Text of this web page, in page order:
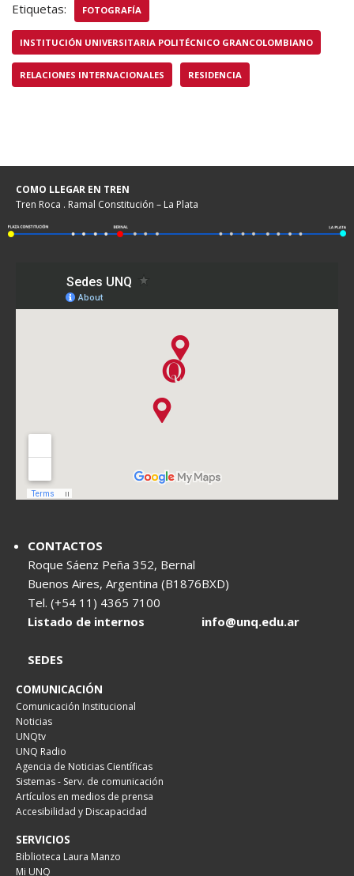
Etiquetas: FOTOGRAFÍA
INSTITUCIÓN UNIVERSITARIA POLITÉCNICO GRANCOLOMBIANO
RELACIONES INTERNACIONALES RESIDENCIA
COMO LLEGAR EN TREN
Tren Roca . Ramal Constitución – La Plata
CONTACTOS
Roque Sáenz Peña 352, Bernal
Buenos Aires, Argentina (B1876BXD)
Tel. (+54 11) 4365 7100
Listado de internos
info@unq.edu.ar
SEDES
COMUNICACIÓN
Comunicación Institucional
Noticias
UNQtv
UNQ Radio
Agencia de Noticias Científicas
Sistemas - Serv. de comunicación
Artículos en medios de prensa
Accesibilidad y Discapacidad
SERVICIOS
Biblioteca Laura Manzo
Mi UNQ